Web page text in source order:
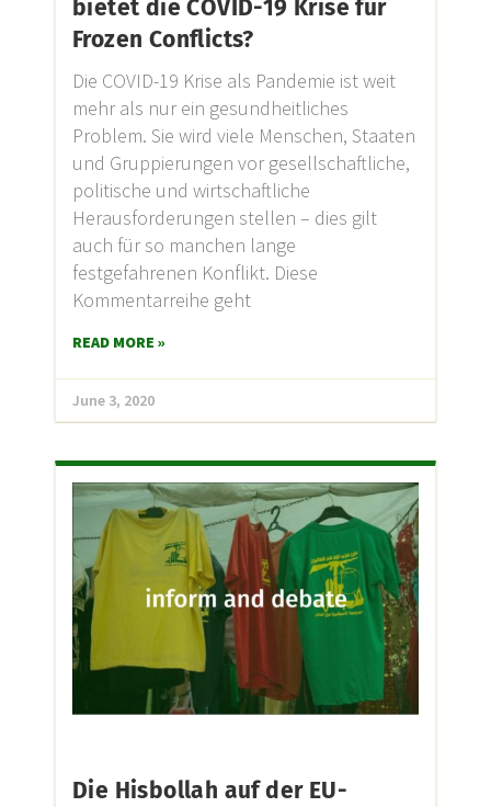
bietet die COVID-19 Krise für
Frozen Conflicts?
Die COVID-19 Krise als Pandemie ist weit
mehr als nur ein gesundheitliches
Problem. Sie wird viele Menschen, Staaten
und Gruppierungen vor gesellschaftliche,
politische und wirtschaftliche
Herausforderungen stellen – dies gilt
auch für so manchen lange
festgefahrenen Konflikt. Diese
Kommentarreihe geht
READ MORE »
June 3, 2020
Die Hisbollah auf der EU-